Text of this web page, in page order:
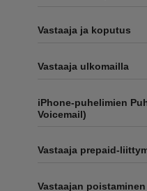
Vastaaja ja koputus
Vastaaja ulkomailla
iPhone-puhelimien
Voicemail)
Vastaaja prepaid-
Vastaajan poistaminen